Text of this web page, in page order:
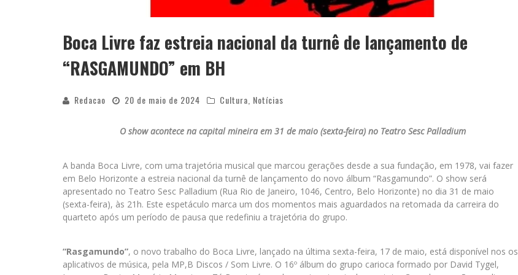
Boca Livre faz estreia nacional da turnê de lançamento de
“RASGAMUNDO” em BH
Redacao 20 de maio de 2024 Cultura Notícias
O show acontece na capital mineira em 31 de maio (sexta-feira) no Teatro Sesc Palladium
A banda Boca Livre, com uma trajetória musical que marcou gerações desde a sua fundação, em 1978, vai fazer
em Belo Horizonte a estreia nacional da turnê de lançamento do novo álbum “Rasgamundo”. O show será
apresentado no Teatro Sesc Palladium (Rua Rio de Janeiro, 1046, Centro, Belo Horizonte) no dia 31 de maio
(sexta-feira), às 21h. Este espetáculo marca um dos momentos mais aguardados na retomada da carreira do
quarteto após um período de pausa que redefiniu a trajetória do grupo.
“Rasgamundo”, o novo trabalho do Boca Livre, lançado na última sexta-feira, 17 de maio, está disponível nos os
aplicativos de música, pela MP,B Discos / Som Livre. O 16º álbum do grupo carioca formado por David Tygel,